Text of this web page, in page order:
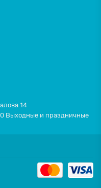
14
Выходные и праздничные